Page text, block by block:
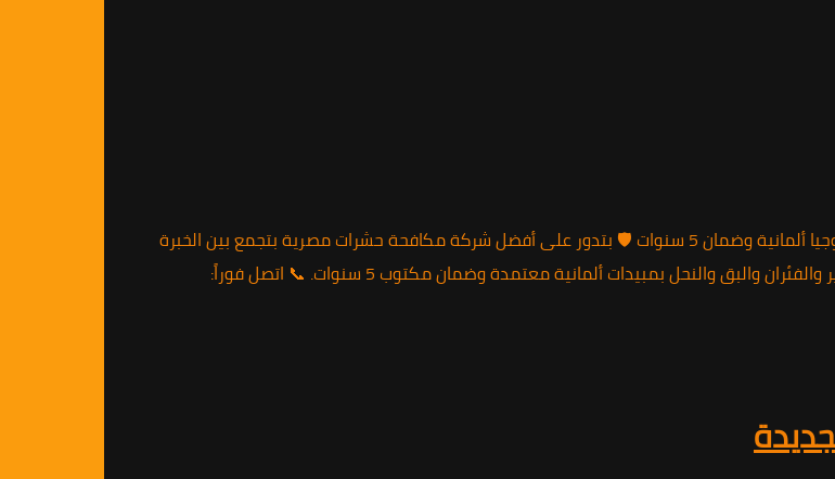
🇩🇪 × 🇪🇬 | جودة ألمانية في قلب مصر أفضل شركة مكافحة حشرات مصرية بتكنولوجيا ألمانية وضمان 5 سنوات 🛡️ بتدور على أفضل شركة مكافحة حشرات مصرية بتجمع بين الخبرة
والنحل بمبيدات ألمانية معتمدة وضمان مكتوب 5 سنوات. 📞 اتصل فوراً: